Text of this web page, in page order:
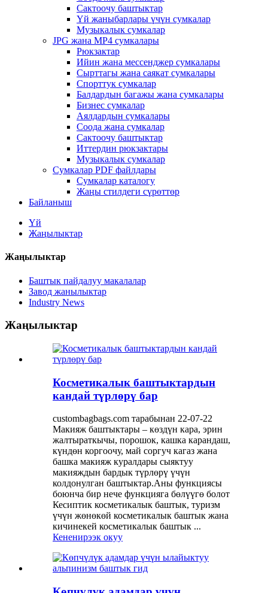
Сактоочу баштыктар
Үй жаныбарлары үчүн сумкалар
Музыкалык сумкалар
JPG жана MP4 сумкалары
Рюкзактар
Ийин жана мессенджер сумкалары
Сырттагы жана саякат сумкалары
Спорттук сумкалар
Балдардын багажы жана сумкалары
Бизнес сумкалар
Аялдардын сумкалары
Соода жана сумкалар
Сактоочу баштыктар
Иттердин рюкзактары
Музыкалык сумкалар
Сумкалар PDF файлдары
Сумкалар каталогу
Жаңы стилдеги сүрөттөр
Байланыш
Үй
Жаңылыктар
Жаңылыктар
Баштык пайдалуу макалалар
Завод жанылыктар
Industry News
Жаңылыктар
Косметикалык баштыктардын
кандай түрлөрү бар
custombagbags.com тарабынан 22-07-22
Макияж баштыктары – көздүн кара, эрин
жалтыраткычы, порошок, кашка карандаш,
күндөн коргоочу, май соргуч кагаз жана
башка макияж куралдары сыяктуу
макияждын бардык түрлөрү үчүн
колдонулган баштыктар.Аны функциясы
боюнча бир нече функцияга бөлүүгө болот
Кесиптик косметикалык баштык, туризм
үчүн жөнөкөй косметикалык баштык жана
кичинекей косметикалык баштык ...
Кененирээк окуу